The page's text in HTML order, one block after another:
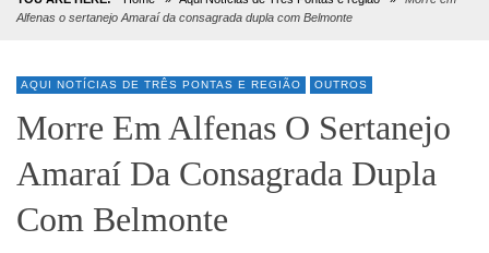
Alfenas o sertanejo Amaraí da consagrada dupla com Belmonte
AQUI NOTÍCIAS DE TRÊS PONTAS E REGIÃO OUTROS
Morre Em Alfenas O Sertanejo
Amaraí Da Consagrada Dupla
Com Belmonte